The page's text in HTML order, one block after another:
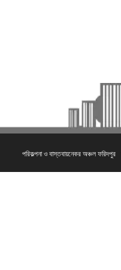
পরিকল্পনা ও বাস্তবায়নেকর অঞ্চল ফরিদপুর